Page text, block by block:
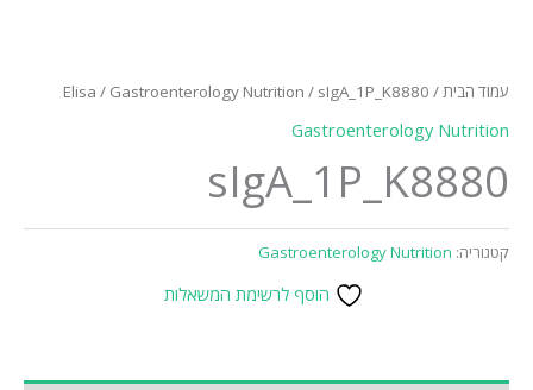
עמוד הבית/
Elisa / Gastroenterology Nutrition / sIgA_1P_K8880
Gastroenterology Nutrition
sIgA_1P_K8880
קטגוריה: Gastroenterology Nutrition
הוסף לרשימת המשאלות